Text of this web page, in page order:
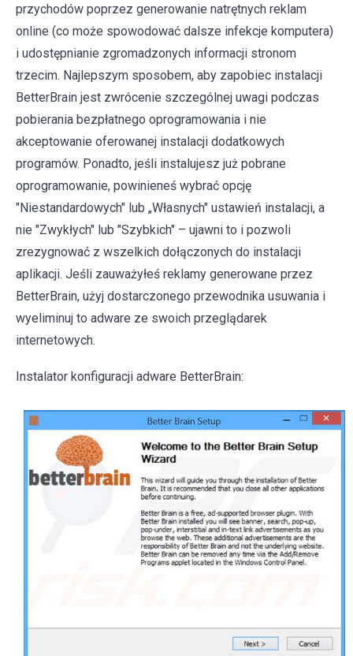
przychodów poprzez generowanie natrętnych reklam
online (co może spowodować dalsze infekcje komputera)
i udostępnianie zgromadzonych informacji stronom
trzecim. Najlepszym sposobem, aby zapobiec instalacji
BetterBrain jest zwrócenie szczególnej uwagi podczas
pobierania bezpłatnego oprogramowania i nie
akceptowanie oferowanej instalacji dodatkowych
programów. Ponadto, jeśli instalujesz już pobrane
oprogramowanie, powinieneś wybrać opcję
"Niestandardowych" lub „Własnych" ustawień instalacji, a
nie "Zwykłych" lub "Szybkich" – ujawni to i pozwoli
zrezygnować z wszelkich dołączonych do instalacji
aplikacji. Jeśli zauważyłeś reklamy generowane przez
BetterBrain, użyj dostarczonego przewodnika usuwania i
wyeliminuj to adware ze swoich przeglądarek
internetowych.
Instalator konfiguracji adware BetterBrain: